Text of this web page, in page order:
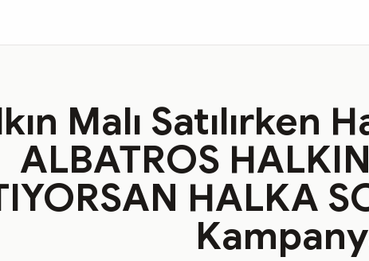
Malı Satılırken
ALBATROS
HALKA